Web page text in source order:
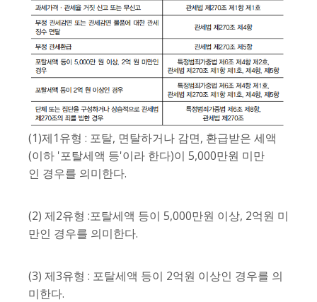
(1)제1유형 : 포탈, 면탈하거나 감면, 환급받은 세액
(이하 '포탈세액 등'이라 한다)이 5,000만원 미만
인 경우를 의미한다.
(2) 제2유형 :포탈세액 등이 5,000만원 이상, 2억원 미
만인 경우를 의미한다.
(3) 제3유형 : 포탈세액 등이 2억원 이상인 경우를 의
미한다.